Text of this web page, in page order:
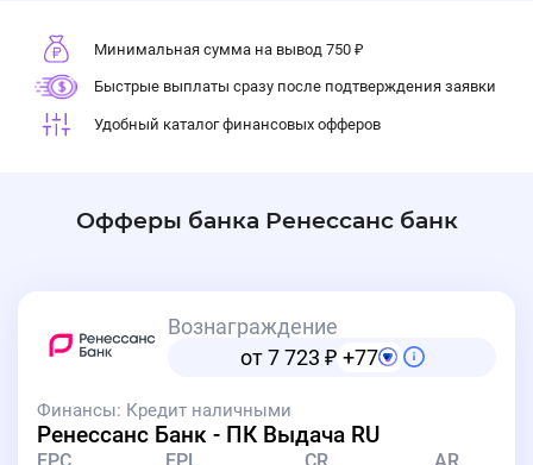
Минимальная сумма на вывод 750 ₽
Быстрые выплаты сразу после подтверждения заявки
Удобный каталог финансовых офферов
Офферы банка Ренессанс банк
Вознаграждение
от 7 723 ₽ +77
Финансы: Кредит наличными
Ренессанс Банк - ПК Выдача RU